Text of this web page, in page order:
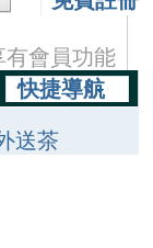
有會員功能
快捷導航
送茶